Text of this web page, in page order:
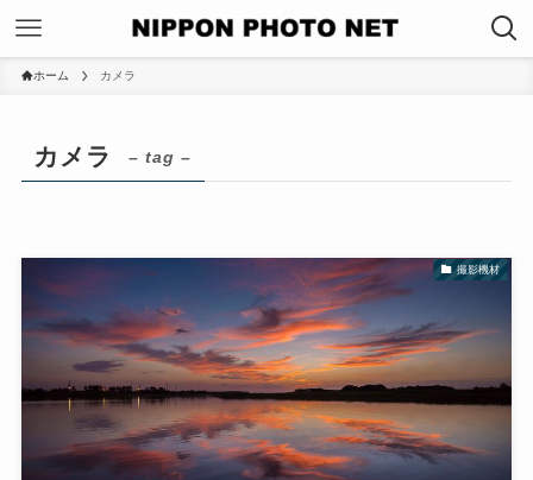
ホーム カメラ
カメラ – tag –
撮影機材